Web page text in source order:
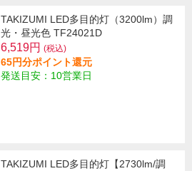
TAKIZUMI LED多目的灯（3200lm）調
光・昼光色 TF24021D
6,519円 (税込)
65円分ポイント還元
発送目安：10営業日
TAKIZUMI LED多目的灯【2730lm/調